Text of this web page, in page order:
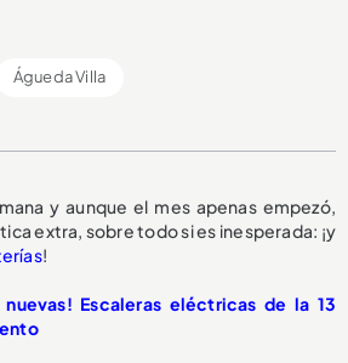
Águeda Villa
y aunque el mes apenas empezó,
extra, sobre todo si es inesperada: ¡y
!
nuevas! Escaleras eléctricas de la 13